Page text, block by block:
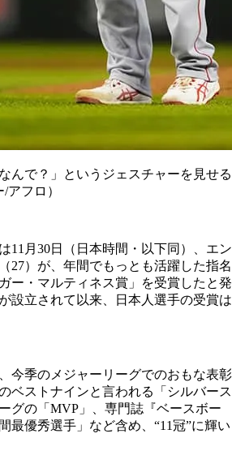
んで？」というジェスチャーを見せ
アフロ）
11月30日（日本時間・以下同）、エン
27）が、年間でもっとも活躍した指名
ー・マルティネス賞」を受賞したと発
設立されて以来、日本人選手の受賞は
今季のメジャーリーグでのおもな表彰
ベストナインと言われる「シルバース
グの「MVP」、専門誌『ベースボー
最優秀選手」など含め、“11冠”に輝い